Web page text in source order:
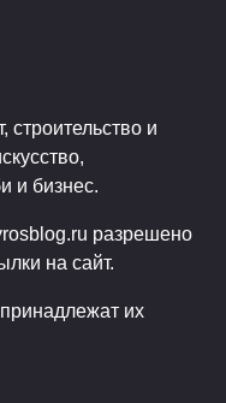
и
и бизнес.
разрешено
на сайт.
их